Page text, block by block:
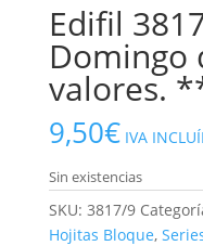
Edifil
Domingo
valores.
9,50€ IVA
Sin existencias
SKU: 3817/9
Hojitas Bloque,